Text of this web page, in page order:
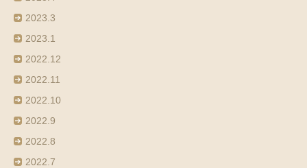
2023.3
2023.1
2022.12
2022.11
2022.10
2022.9
2022.8
2022.7